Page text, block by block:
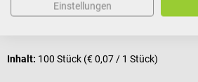
Inhalt: 100 Stück (€ 0,07 / 1 Stück)
Einstellungen